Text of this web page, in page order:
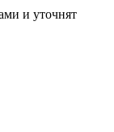
и уточнят